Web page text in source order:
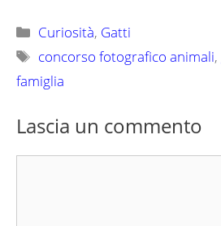
Categorie
Curiosità, Gatti
Tag
concorso fotografico animali,
famiglia
Lascia un commento